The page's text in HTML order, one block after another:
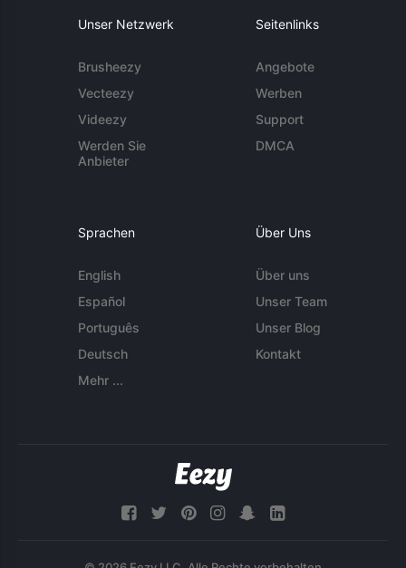
Unser Netzwerk
Brusheezy
Vecteezy
Videezy
Werden Sie
Anbieter
Seitenlinks
Angebote
Werben
Support
DMCA
Sprachen
English
Español
Português
Deutsch
Mehr ...
Über Uns
Über uns
Unser Team
Unser Blog
Kontakt